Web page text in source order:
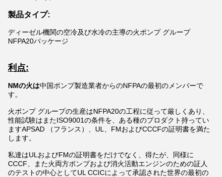
製品タイプ:
ディーゼル機関の空冷及び水冷の主導の火ポンプ グループ
NFPA20パッケージ
利点:
NMの火は中国ポンプ製造業者からのNFPAの最初のメンバーで
す。
火ポンプ グループの生産はNFPA20の工程に従って厳しくあり、
性能試験はまたISO9001の条件を、ある種のプロダクト持ってい
ますAPSAD （フランス）、UL、FMおよびCCCFの証明書を満た
します。
私達はULおよびFMの証明書をだけでなく、得たが、同様に
CCCF、また火両方ポンプおよび消火活動エンジンのための証人
のテストの中心としてUL CCICによって承認された世界の最初の